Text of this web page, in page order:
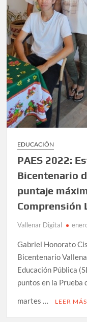
EDUCACIÓN
PAES 2022:
Bicentenario
puntaje
Comprensión
Vallenar Digital
Gabriel Honorato
Bicentenario
Educación Pública
puntos en la Prueba
martes …
LEER MÁS